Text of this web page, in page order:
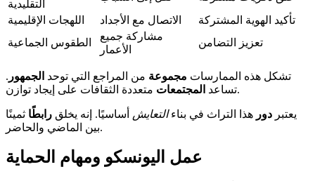
التقليدية
اللهجات الإقليمية
الاتصال مع الأجداد
تأكيد الهوية المشتركة
الطقوس الجماعية
مشاركة جميع
الأعمار
تعزيز التضامن
تشكل هذه الممارسات مجموعة من المراجع التي توحد الجمهور .
تساعد المجتمعات متعددة الثقافات على إيجاد توازن.
يعتبر دور هذا التراث في بناءالتعايش أساسيًا. إنه يخلق رابطًا ثمينًا
بين الماضي والحاضر.
عمل اليونسكو ومهام الحماية